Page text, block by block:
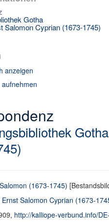
Gotha
Salomon Cyprian (1673-1745)
anzeigen
Gotha
(1673-1745)
Ernst Salomon Cyprian (1673-
http://kalliope-verbund.info/